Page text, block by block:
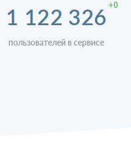
1 122 326 +0
пользователей в сервисе